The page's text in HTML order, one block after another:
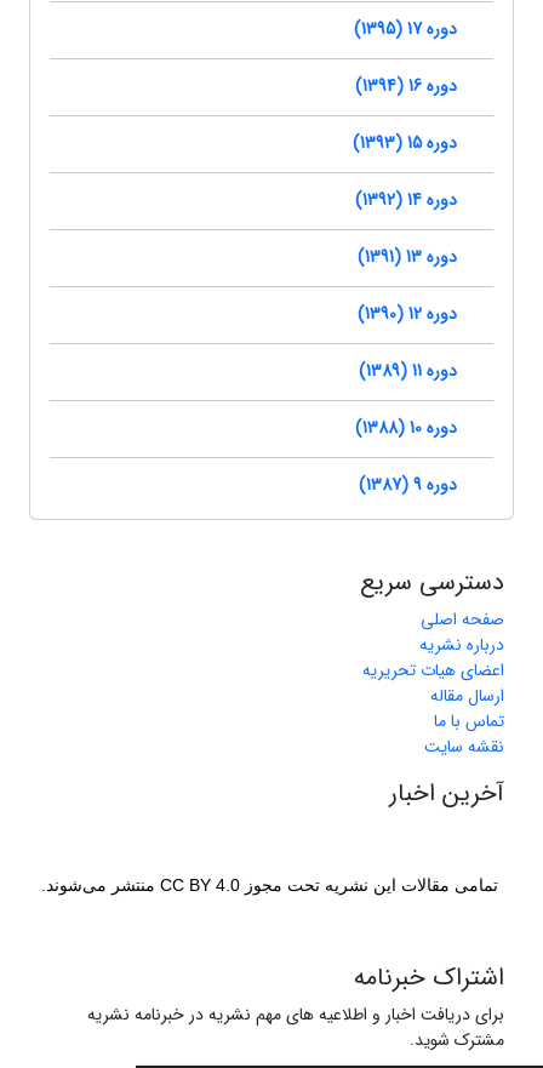
دوره 17 (1395)
دوره 16 (1394)
دوره 15 (1393)
دوره 14 (1392)
دوره 13 (1391)
دوره 12 (1390)
دوره 11 (1389)
دوره 10 (1388)
دوره 9 (1387)
دسترسی سریع
صفحه اصلی
درباره نشریه
اعضای هیات تحریریه
ارسال مقاله
تماس با ما
نقشه سایت
آخرین اخبار
تمامی مقالات این نشریه تحت مجوز CC BY 4.0 منتشر می‌شوند.
اشتراک خبرنامه
برای دریافت اخبار و اطلاعیه های مهم نشریه در خبرنامه نشریه
مشترک شوید.